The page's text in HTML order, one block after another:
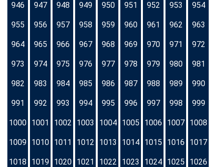
946 947 948 949 950 951 952 953 954
955 956 957 958 959 960 961 962 963
964 965 966 967 968 969 970 971 972
973 974 975 976 977 978 979 980 981
982 983 984 985 986 987 988 989 990
991 992 993 994 995 996 997 998 999
1000 1001 1002 1003 1004 1005 1006 1007 1008
1009 1010 1011 1012 1013 1014 1015 1016 1017
1018 1019 1020 1021 1022 1023 1024 1025 1026